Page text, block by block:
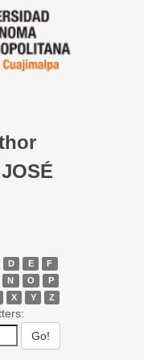
D E
F
N O
P
X Y Z